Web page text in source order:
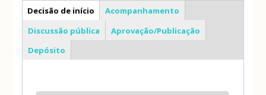
PP
Decisão de início
Acompanhamento
Discussão pública
Aprovação/Publicação
Depósito